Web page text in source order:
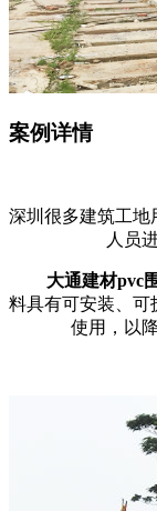
案例详情
深圳很多建筑工地
人员
大通建材pvc
料具有可安装、可
使用，以